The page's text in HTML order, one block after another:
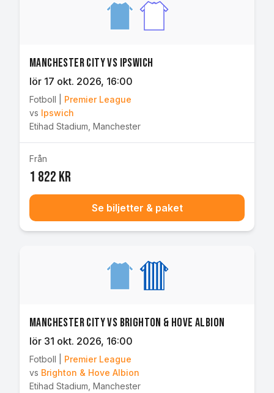
Manchester City vs Ipswich
lör 17 okt. 2026, 16:00
Fotboll
Premier League
vs Ipswich
Etihad Stadium Manchester
Från
1 822 kr
Se biljetter & paket
Manchester City vs Brighton & Hove Albion
lör 31 okt. 2026, 16:00
Fotboll
Premier League
vs Brighton & Hove Albion
Etihad Stadium Manchester